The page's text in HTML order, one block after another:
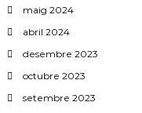
maig 2024
abril 2024
desembre 2023
octubre 2023
setembre 2023